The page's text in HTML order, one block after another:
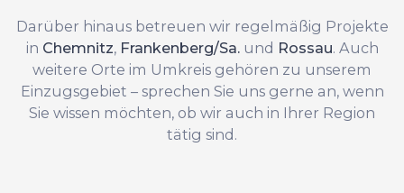
Darüber hinaus betreuen wir regelmäßig Projekte
in Chemnitz, Frankenberg/Sa.und Rossau. Auch
weitere Orte im Umkreis gehören zu unserem
Einzugsgebiet – sprechen Sie uns gerne an, wenn
Sie wissen möchten, ob wir auch in Ihrer Region
tätig sind.